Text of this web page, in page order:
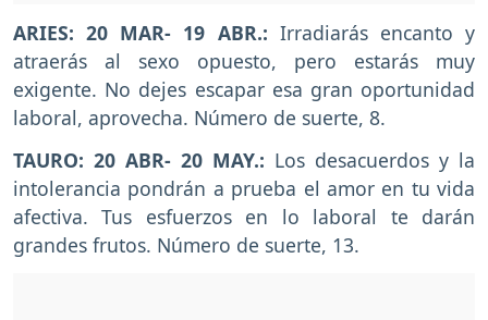
ARIES: 20 MAR- 19 ABR.: Irradiarás encanto y
atraerás al sexo opuesto, pero estarás muy
exigente. No dejes escapar esa gran oportunidad
laboral, aprovecha. Número de suerte, 8.
TAURO: 20 ABR- 20 MAY.: Los desacuerdos y la
intolerancia pondrán a prueba el amor en tu vida
afectiva. Tus esfuerzos en lo laboral te darán
grandes frutos. Número de suerte, 13.